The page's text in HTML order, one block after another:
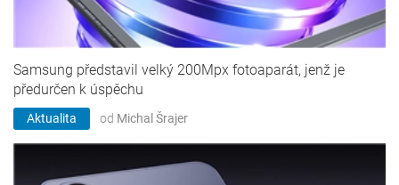
Samsung představil velký 200Mpx fotoaparát, jenž je
předurčen k úspěchu
Aktualita od Michal Šrajer